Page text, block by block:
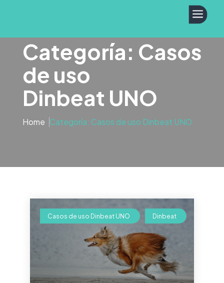
a
Categoría: Casos
de uso
Dinbeat UNO
Home Categoría: Casos de uso Dinbeat UNO
Casos de uso Dinbeat UNO Dinbeat